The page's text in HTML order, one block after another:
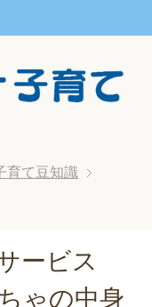
育て豆知識
ービス
ゃの中身